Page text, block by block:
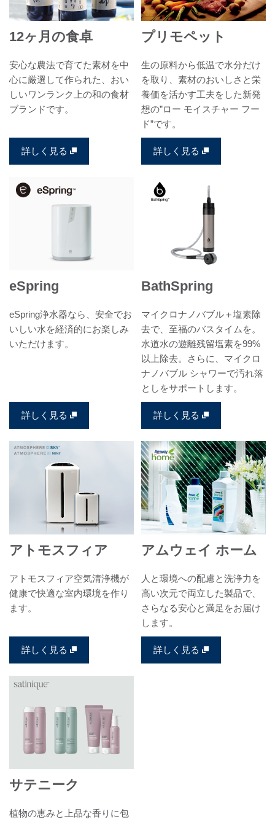
12ヶ月の食卓
安心な農法で育てた素材を中
心に厳選して作られた、おい
しいワンランク上の和の食材
ブランドです。
詳しく見る
プリモペット
生の原料から低温で水分だけ
を取り、素材のおいしさと栄
養価を活かす工夫をした新発
想の”ロー モイスチャー フー
ド”です。
詳しく見る
eSpring
eSpring浄水器なら、安全でお
いしい水を経済的にお楽しみ
いただけます。
詳しく見る
BathSpring
マイクロナノバブル＋塩素除
去で、至福のバスタイムを。
水道水の遊離残留塩素を99%
以上除去。さらに、マイクロ
ナノバブル シャワーで汚れ落
としをサポートします。
詳しく見る
アトモスフィア
アトモスフィア空気清浄機が
健康で快適な室内環境を作り
ます。
詳しく見る
アムウェイ ホーム
人と環境への配慮と洗浄力を
高い次元で両立した製品で、
さらなる安心と満足をお届け
します。
詳しく見る
サテニーク
植物の恵みと上品な香りに包